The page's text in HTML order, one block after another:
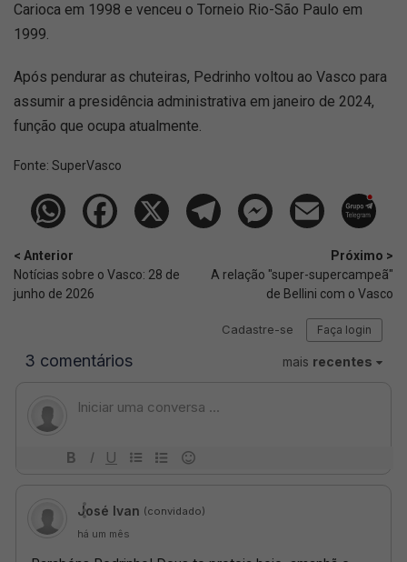
Carioca em 1998 e venceu o Torneio Rio-São Paulo em
1999.
Após pendurar as chuteiras, Pedrinho voltou ao Vasco para
assumir a presidência administrativa em janeiro de 2024,
função que ocupa atualmente.
Fonte: SuperVasco‎‎‎‎‎‎
< Anterior
Notícias sobre o Vasco: 28 de
junho de 2026
Próximo >
A relação "super-supercampeã"
de Bellini com o Vasco